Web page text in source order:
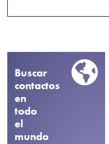
Buscar
contactos
en
todo
el
mundo